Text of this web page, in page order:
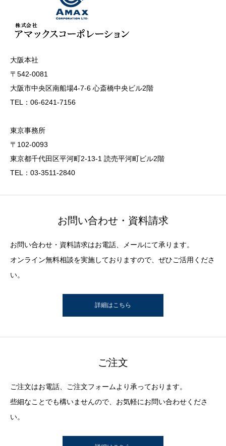
大阪本社
〒542-0081
大阪市中央区南船場4-7-6 心斎橋中央ビル2階
TEL：06-6241-7156
東京事務所
〒102-0093
東京都千代田区平河町2-13-1 読売平河町ビル2階
TEL：03-3511-2840
お問い合わせ・資料請求
お問い合わせ・資料請求はお電話、メールにて承ります。
オンライン無料相談を実施しておりますので、ぜひご活用くださ
い。
詳細はこちら
ご注文
ご注文はお電話、ご注文フォームより承っております。
些細なことでも構いませんので、お気軽にお問い合わせくださ
い。